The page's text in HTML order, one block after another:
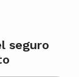
seguro